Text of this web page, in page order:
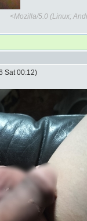
<Mozilla/5.0 (Linux;
Sat 00:12)